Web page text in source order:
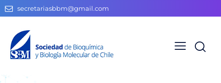
secretariasbbm@gmail.com